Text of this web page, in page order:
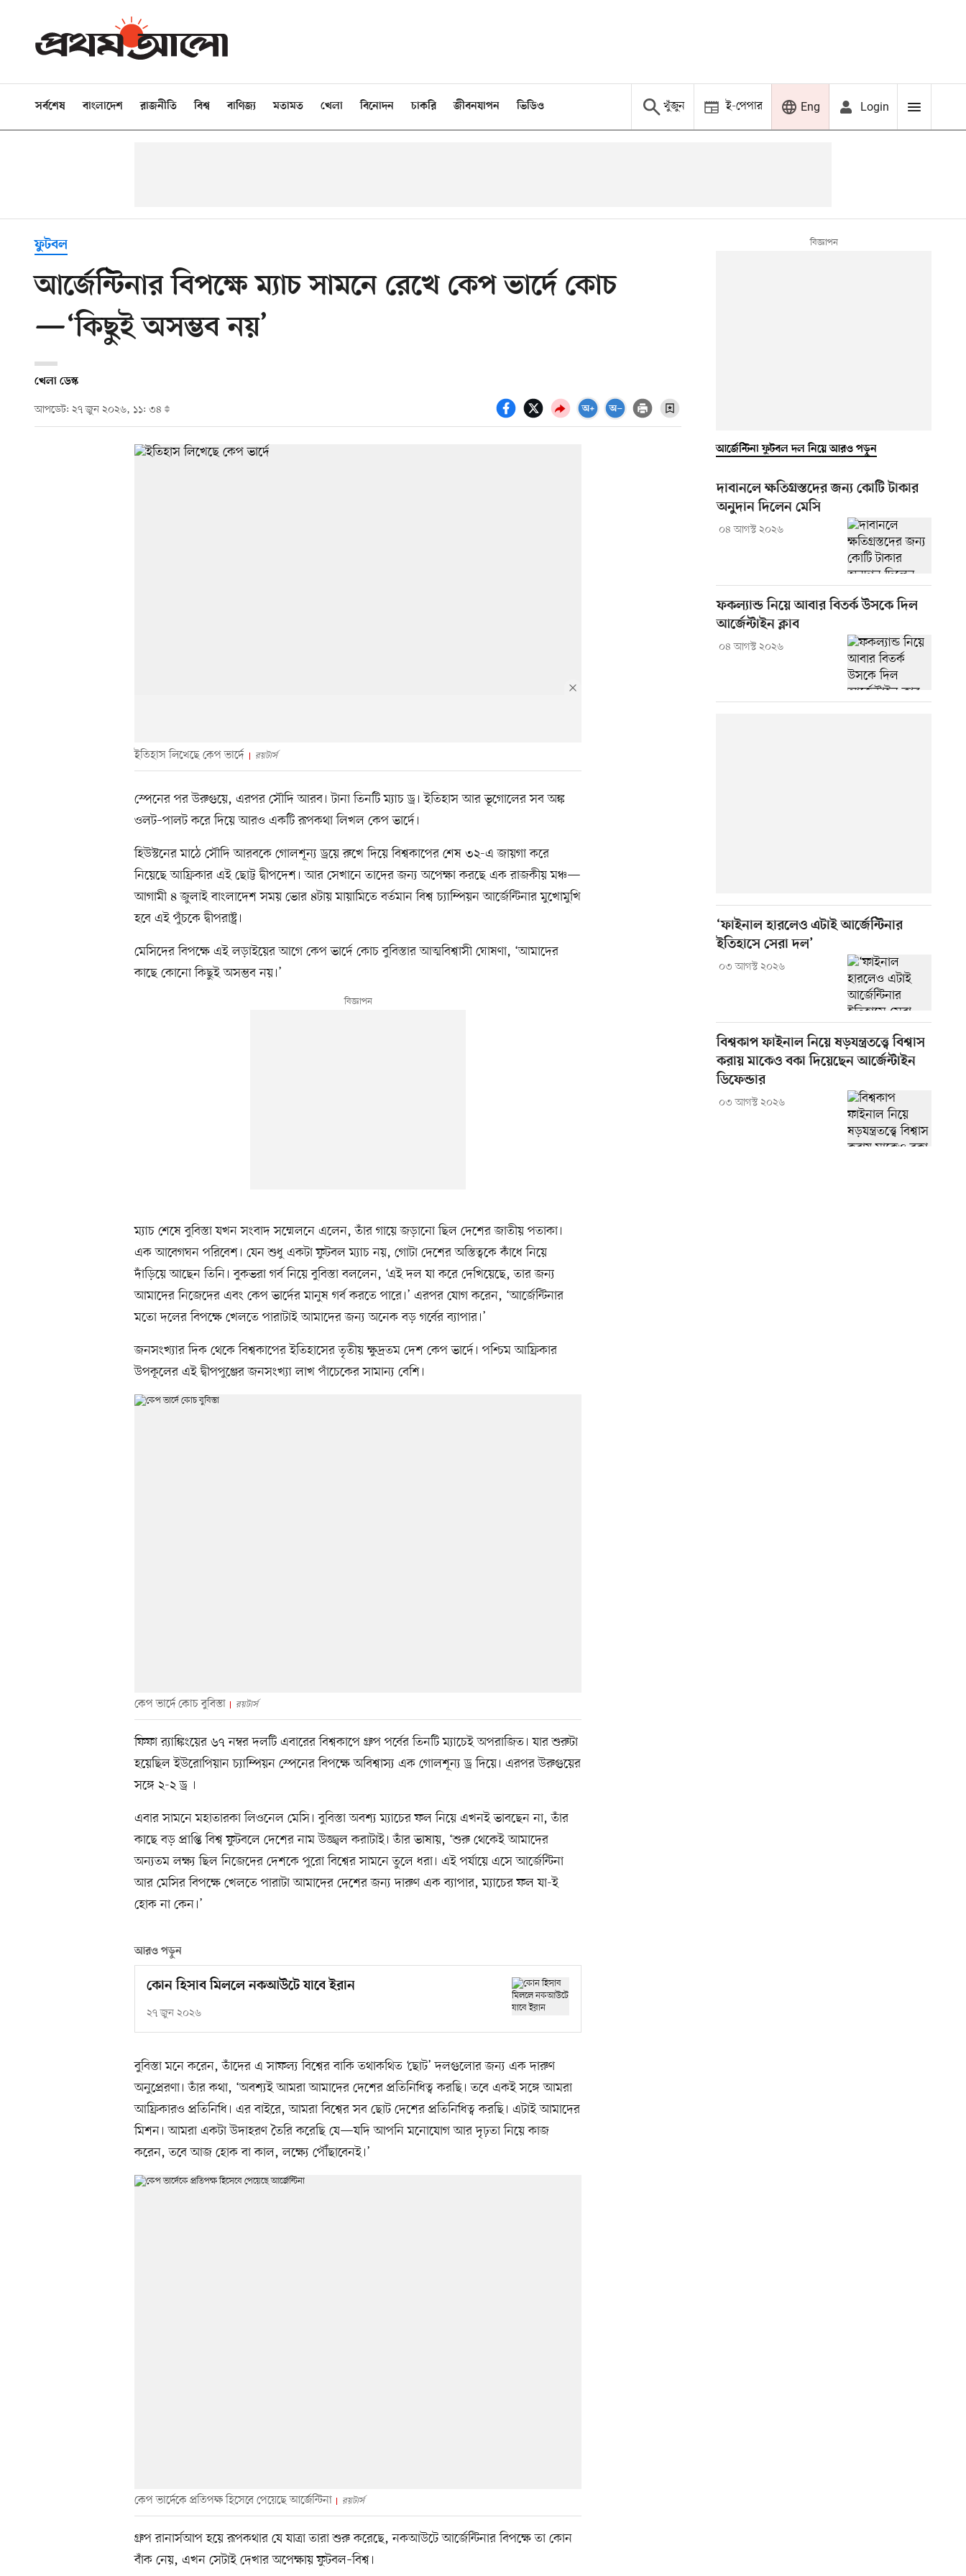
সর্বশেষ বাংলাদেশ রাজনীতি বিশ্ব বাণিজ্য মতামত খেলা বিনোদন চাকরি জীবনযাপন ভিডিও খুঁজুন ই-পেপার Eng Login
ফুটবল
আর্জেন্টিনার বিপক্ষে ম্যাচ সামনে রেখে কেপ ভার্দে কোচ
—‘কিছুই অসম্ভব নয়’
খেলা ডেস্ক
আপডেট: ২৭ জুন ২০২৬, ১১: ৩৪
ইতিহাস লিখেছে কেপ ভার্দে রয়টার্স
স্পেনের পর উরুগুয়ে, এরপর সৌদি আরব। টানা তিনটি ম্যাচ ড্র। ইতিহাস আর ভূগোলের সব অঙ্ক
ওলট–পালট করে দিয়ে আরও একটি রূপকথা লিখল কেপ ভার্দে।
হিউস্টনের মাঠে সৌদি আরবকে গোলশূন্য ড্রয়ে রুখে দিয়ে বিশ্বকাপের শেষ ৩২-এ জায়গা করে
নিয়েছে আফ্রিকার এই ছোট্ট দ্বীপদেশ। আর সেখানে তাদের জন্য অপেক্ষা করছে এক রাজকীয় মঞ্চ—
আগামী ৪ জুলাই বাংলাদেশ সময় ভোর ৪টায় মায়ামিতে বর্তমান বিশ্ব চ্যাম্পিয়ন আর্জেন্টিনার মুখোমুখি
হবে এই পুঁচকে দ্বীপরাষ্ট্র।
মেসিদের বিপক্ষে এই লড়াইয়ের আগে কেপ ভার্দে কোচ বুবিস্তার আত্মবিশ্বাসী ঘোষণা, ‘আমাদের
কাছে কোনো কিছুই অসম্ভব নয়।’
ম্যাচ শেষে বুবিস্তা যখন সংবাদ সম্মেলনে এলেন, তাঁর গায়ে জড়ানো ছিল দেশের জাতীয় পতাকা।
এক আবেগঘন পরিবেশ। যেন শুধু একটা ফুটবল ম্যাচ নয়, গোটা দেশের অস্তিত্বকে কাঁধে নিয়ে
দাঁড়িয়ে আছেন তিনি। বুকভরা গর্ব নিয়ে বুবিস্তা বললেন, ‘এই দল যা করে দেখিয়েছে, তার জন্য
আমাদের নিজেদের এবং কেপ ভার্দের মানুষ গর্ব করতে পারে।’ এরপর যোগ করেন, ‘আর্জেন্টিনার
মতো দলের বিপক্ষে খেলতে পারাটাই আমাদের জন্য অনেক বড় গর্বের ব্যাপার।’
জনসংখ্যার দিক থেকে বিশ্বকাপের ইতিহাসের তৃতীয় ক্ষুদ্রতম দেশ কেপ ভার্দে। পশ্চিম আফ্রিকার
উপকূলের এই দ্বীপপুঞ্জের জনসংখ্যা লাখ পাঁচেকের সামান্য বেশি।
কেপ ভার্দে কোচ বুবিস্তা রয়টার্স
ফিফা র‍্যাঙ্কিংয়ের ৬৭ নম্বর দলটি এবারের বিশ্বকাপে গ্রুপ পর্বের তিনটি ম্যাচেই অপরাজিত। যার শুরুটা
হয়েছিল ইউরোপিয়ান চ্যাম্পিয়ন স্পেনের বিপক্ষে অবিশ্বাস্য এক গোলশূন্য ড্র দিয়ে। এরপর উরুগুয়ের
সঙ্গে ২-২ ড্র ।
এবার সামনে মহাতারকা লিওনেল মেসি। বুবিস্তা অবশ্য ম্যাচের ফল নিয়ে এখনই ভাবছেন না, তাঁর
কাছে বড় প্রাপ্তি বিশ্ব ফুটবলে দেশের নাম উজ্জ্বল করাটাই। তাঁর ভাষায়, ‘শুরু থেকেই আমাদের
অন্যতম লক্ষ্য ছিল নিজেদের দেশকে পুরো বিশ্বের সামনে তুলে ধরা। এই পর্যায়ে এসে আর্জেন্টিনা
আর মেসির বিপক্ষে খেলতে পারাটা আমাদের দেশের জন্য দারুণ এক ব্যাপার, ম্যাচের ফল যা-ই
হোক না কেন।’
আরও পড়ুন
কোন হিসাব মিললে নকআউটে যাবে ইরান
২৭ জুন ২০২৬
বুবিস্তা মনে করেন, তাঁদের এ সাফল্য বিশ্বের বাকি তথাকথিত ‘ছোট’ দলগুলোর জন্য এক দারুণ
অনুপ্রেরণা। তাঁর কথা, ‘অবশ্যই আমরা আমাদের দেশের প্রতিনিধিত্ব করছি। তবে একই সঙ্গে আমরা
আফ্রিকারও প্রতিনিধি। এর বাইরে, আমরা বিশ্বের সব ছোট দেশের প্রতিনিধিত্ব করছি। এটাই আমাদের
মিশন। আমরা একটা উদাহরণ তৈরি করেছি যে—যদি আপনি মনোযোগ আর দৃঢ়তা নিয়ে কাজ
করেন, তবে আজ হোক বা কাল, লক্ষ্যে পৌঁছাবেনই।’
কেপ ভার্দেকে প্রতিপক্ষ হিসেবে পেয়েছে আর্জেন্টিনা রয়টার্স
গ্রুপ রানার্সআপ হয়ে রূপকথার যে যাত্রা তারা শুরু করেছে, নকআউটে আর্জেন্টিনার বিপক্ষে তা কোন
বাঁক নেয়, এখন সেটাই দেখার অপেক্ষায় ফুটবল–বিশ্ব।
আর্জেন্টিনা ফুটবল দল নিয়ে আরও পড়ুন
দাবানলে ক্ষতিগ্রস্তদের জন্য কোটি টাকার
অনুদান দিলেন মেসি
০৪ আগস্ট ২০২৬
ফকল্যান্ড নিয়ে আবার বিতর্ক উসকে দিল
আর্জেন্টাইন ক্লাব
০৪ আগস্ট ২০২৬
‘ফাইনাল হারলেও এটাই আর্জেন্টিনার
ইতিহাসে সেরা দল’
০৩ আগস্ট ২০২৬
বিশ্বকাপ ফাইনাল নিয়ে ষড়যন্ত্রতত্ত্বে বিশ্বাস
করায় মাকেও বকা দিয়েছেন আর্জেন্টাইন
ডিফেন্ডার
০৩ আগস্ট ২০২৬